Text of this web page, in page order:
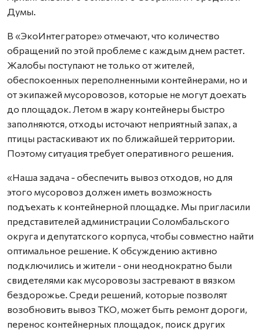
Думы.
В «ЭкоИнтеграторе» отмечают, что количество
обращений по этой проблеме с каждым днем растет.
Жалобы поступают не только от жителей,
обеспокоенных переполненными контейнерами, но и
от экипажей мусоровозов, которые не могут доехать
до площадок. Летом в жару контейнеры быстро
заполняются, отходы источают неприятный запах, а
птицы растаскивают их по ближайшей территории.
Поэтому ситуация требует оперативного решения.
«Наша задача - обеспечить вывоз отходов, но для
этого мусоровоз должен иметь возможность
подъехать к контейнерной площадке. Мы пригласили
представителей администрации Соломбальского
округа и депутатского корпуса, чтобы совместно найти
оптимальное решение. К обсуждению активно
подключились и жители - они неоднократно были
свидетелями как мусоровозы застревают в вязком
бездорожье. Среди решений, которые позволят
возобновить вывоз ТКО, может быть ремонт дороги,
перенос контейнерных площадок, поиск других